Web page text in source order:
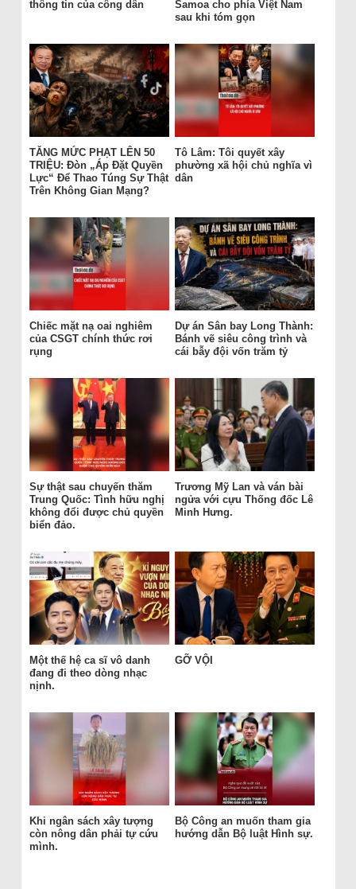
thông tin của công dân
Samoa cho phía Việt Nam
sau khi tóm gọn
TĂNG MỨC PHẠT LÊN 50
TRIỆU: Đòn „Áp Đặt Quyền
Lực“ Để Thao Túng Sự Thật
Trên Không Gian Mạng?
Tô Lâm: Tôi quyết xây
phường xã hội chủ nghĩa vì
dân
Chiếc mặt nạ oai nghiêm
của CSGT chính thức rơi
rụng
Dự án Sân bay Long Thành:
Bánh vẽ siêu công trình và
cái bẫy đội vốn trăm tỷ
Sự thật sau chuyến thăm
Trung Quốc: Tình hữu nghị
không đổi được chủ quyền
biển đảo.
Trương Mỹ Lan và ván bài
ngửa với cựu Thống đốc Lê
Minh Hưng.
Một thế hệ ca sĩ vô danh
đang đi theo dòng nhạc
nịnh.
GỠ VỘI
Khi ngân sách xây tượng
còn nông dân phải tự cứu
mình.
Bộ Công an muốn tham gia
hướng dẫn Bộ luật Hình sự.